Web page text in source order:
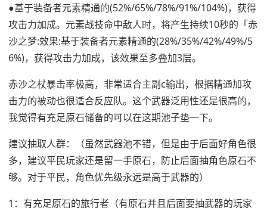
●基于装备者元素精通的(52%/65%/78%/91%/104%)，获得
攻击力加成。元素战技命中敌人时，将产生持续10秒的「赤
沙之梦:效果:基于装备者元素精通的(28%/35%/42%/49%/5
6%)，获得攻击力加成，该效果至多叠加3层。
赤沙之杖暴击率极高，非常适合主副c输出，根据精通加攻
击力的被动也很适合反应队。这个武器泛用性还是很高的，
我觉得有充足原石储备的可以在这期池子垫一下。
建议抽取人群：（虽然武器池不错，但是由于后面好角色很
多，建议平民玩家还是留一手原石，防止后面抽角色原石不
够。对于平民，角色优先级永远是高于武器的）
1：有充足原石的旅行者（有原石并且后面要抽武器的玩家